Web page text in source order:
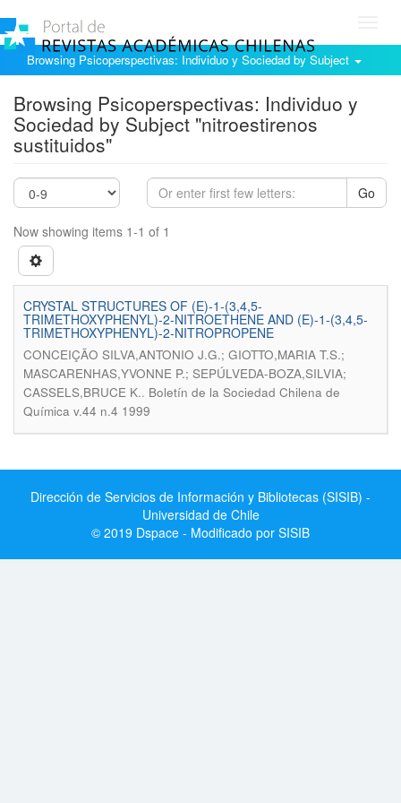
Browsing Psicoperspectivas: Individuo y Sociedad by Subject
Browsing Psicoperspectivas: Individuo y
Sociedad by Subject "nitroestirenos
sustituidos"
Go
Now showing items 1-1 of 1
CRYSTAL STRUCTURES OF (E)-1-(3,4,5-
TRIMETHOXYPHENYL)-2-NITROETHENE AND (E)-1-(3,4,5-
TRIMETHOXYPHENYL)-2-NITROPROPENE
CONCEIÇÃO SILVA,ANTONIO J.G.; GIOTTO,MARIA T.S.;
MASCARENHAS,YVONNE P.; SEPÚLVEDA-BOZA,SILVIA;
CASSELS,BRUCE K.. Boletín de la Sociedad Chilena de
Química v.44 n.4 1999
Dirección de Servicios de Información y Bibliotecas (SISIB) -
Universidad de Chile
© 2019 Dspace - Modificado por SISIB